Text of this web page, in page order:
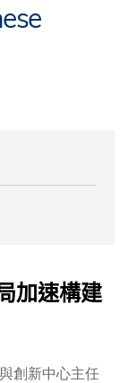
HKUST
加速構建
創新中心主任